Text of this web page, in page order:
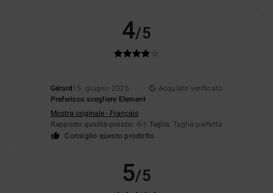
4/5
Gérard15. giugno 2026
Acquisto verificato
Preferisco scegliere Element
Mostra originale - Français
Rapporto qualità-prezzo: 4/5 Taglia: Taglia perfetta
Consiglio questo prodotto
5/5